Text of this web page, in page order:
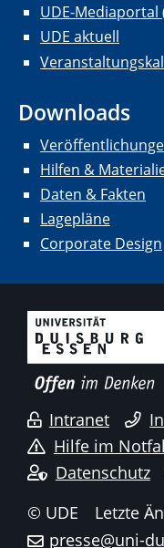
UDE-Mediaportal
UDE aktuell
Downloads
Hilfen &
Daten & Fakten
Lagepläne
Corporate Design
Intranet
Hilfe im
Datenschutz
© UDE
Letzte
presse@uni-